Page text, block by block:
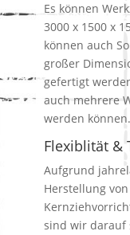
Es können
3000 x 1500 x
können auch
großer
gefertigt
auch mehrere
werden können.
Flexiblität &
Aufgrund
Herstellung
sind wir darauf